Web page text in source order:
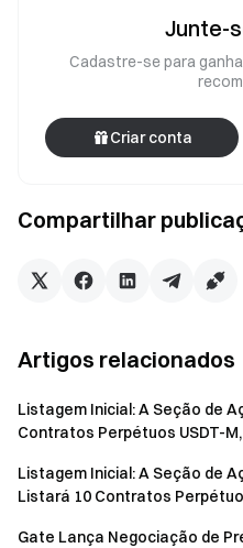
Compartilhar
Junte-
Cadastre-se para
Criar conta
Artigos relacionados
Listagem Inicial: A Seção de
Contratos Perpétuos USDT-M,
Listagem Inicial: A Seção de
Listará 10 Contratos
Gate Lança Negociação de